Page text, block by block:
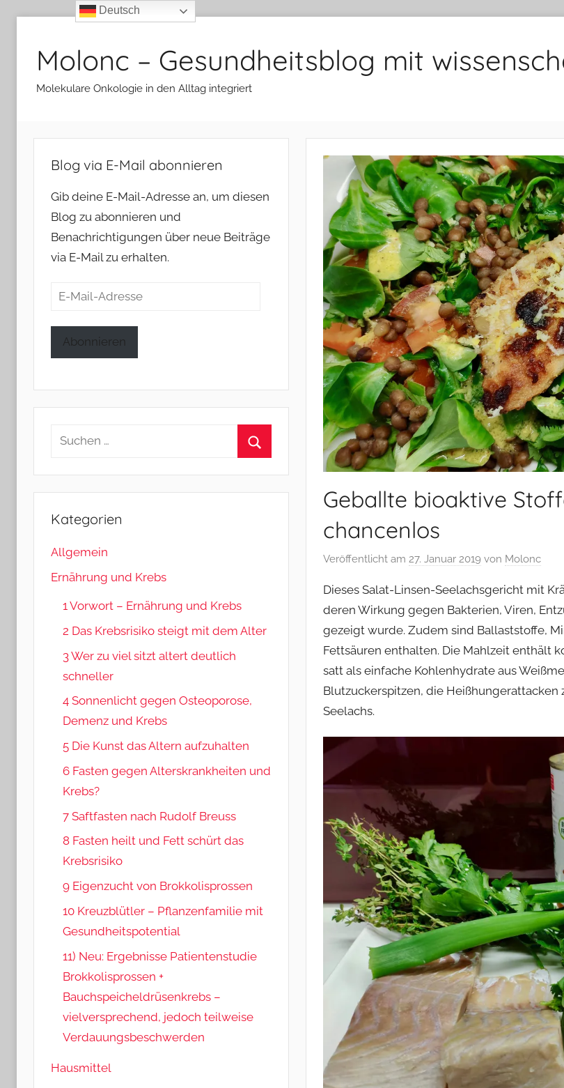
springen
Molonc – Gesundheitsblog mit
Molekulare Onkologie in den Alltag integriert
Geballte bioaktive
chancenlos
Veröffentlicht am27. Januar 2019 von Molonc
Dieses Salat-Linsen-Seelachsgericht mit
deren Wirkung gegen Bakterien, Viren,
gezeigt wurde. Zudem sind Ballaststoffe,
Fettsäuren enthalten. Die Mahlzeit enthält
satt als einfache Kohlenhydrate aus
Blutzuckerspitzen, die
Seelachs.
Blog via E-Mail abonnieren
Gib deine E-Mail-Adresse an, um diesen
Blog zu abonnieren und
Benachrichtigungen über neue Beiträge
via E-Mail zu erhalten.
E-
Abonnieren
Suchen
Kategorien
Allgemein
Ernährung und Krebs
1 Vorwort – Ernährung und Krebs
2 Das Krebsrisiko steigt mit dem Alter
3 Wer zu viel sitzt altert deutlich
schneller
4 Sonnenlicht gegen Osteoporose,
Demenz und Krebs
5 Die Kunst das Altern aufzuhalten
6 Fasten gegen Alterskrankheiten und
Krebs?
7 Saftfasten nach Rudolf Breuss
8 Fasten heilt und Fett schürt das
Krebsrisiko
9 Eigenzucht von Brokkolisprossen
10 Kreuzblütler – Pflanzenfamilie mit
Gesundheitspotential
11) Neu: Ergebnisse Patientenstudie
Brokkolisprossen +
Bauchspeicheldrüsenkrebs –
vielversprechend, jedoch teilweise
Verdauungsbeschwerden
Hausmittel
Deutsch